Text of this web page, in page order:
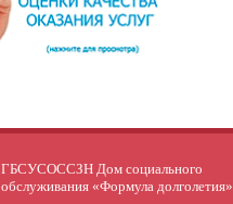
ГБСУСОССЗН Дом социального
обслуживания «Формула долголетия»